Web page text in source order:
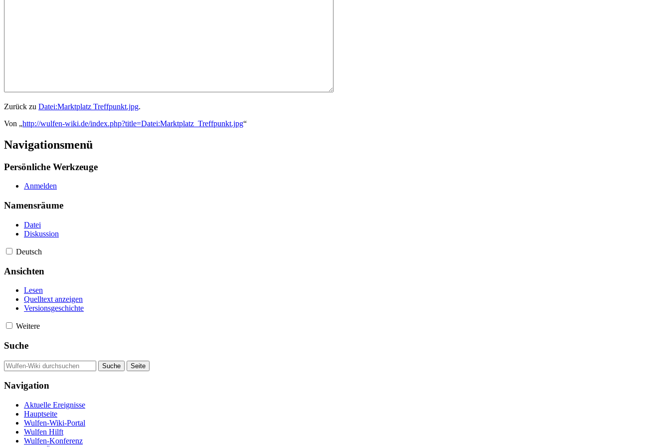
Zurück zu Datei:Marktplatz Treffpunkt.jpg.
Von „http://wulfen-wiki.de/index.php?title=Datei:Marktplatz_Treffpunkt.jpg“
Navigationsmenü
Persönliche Werkzeuge
Anmelden
Namensräume
Datei
Diskussion
Deutsch
Ansichten
Lesen
Quelltext anzeigen
Versionsgeschichte
Weitere
Suche
Navigation
Aktuelle Ereignisse
Hauptseite
Wulfen-Wiki-Portal
Wulfen Hilft
Wulfen-Konferenz